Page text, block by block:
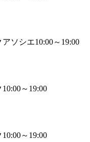
アソシエ10:00～19:00
10:00～19:00
10:00～19:00